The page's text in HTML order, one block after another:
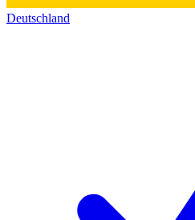
Deutschland